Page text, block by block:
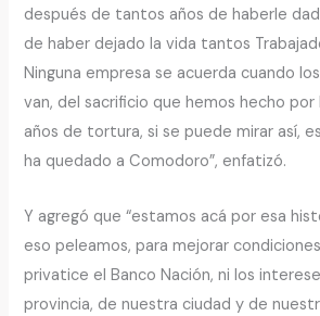
después de tantos años de haberle
de haber dejado la vida tantos
Ninguna empresa se acuerda cuando
van, del sacrificio que hemos hecho por
años de tortura, si se puede mirar así,
ha quedado a Comodoro”, enfatizó.
Y agregó que “estamos acá por esa
eso peleamos, para mejorar
privatice el Banco Nación, ni los
provincia, de nuestra ciudad y de